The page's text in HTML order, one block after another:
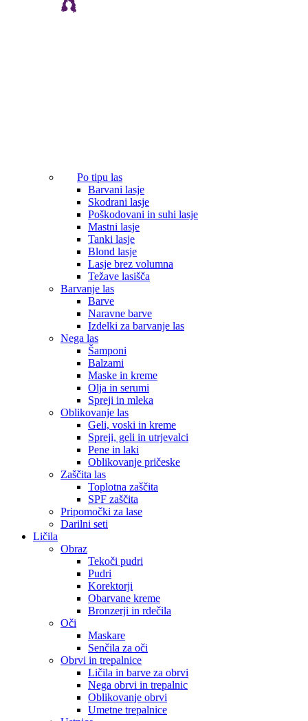
Po tipu las
Barvani lasje
Skodrani lasje
Poškodovani in suhi lasje
Mastni lasje
Tanki lasje
Blond lasje
Lasje brez volumna
Težave lasišča
Barvanje las
Barve
Naravne barve
Izdelki za barvanje las
Nega las
Šamponi
Balzami
Maske in kreme
Olja in serumi
Spreji in mleka
Oblikovanje las
Geli, voski in kreme
Spreji, geli in utrjevalci
Pene in laki
Oblikovanje pričeske
Zaščita las
Toplotna zaščita
SPF zaščita
Pripomočki za lase
Darilni seti
Ličila
Obraz
Tekoči pudri
Pudri
Korektorji
Obarvane kreme
Bronzerji in rdečila
Oči
Maskare
Senčila za oči
Obrvi in trepalnice
Ličila in barve za obrvi
Nega obrvi in trepalnic
Oblikovanje obrvi
Umetne trepalnice